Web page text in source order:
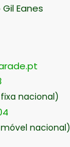
Eanes
nacional)
nacional)